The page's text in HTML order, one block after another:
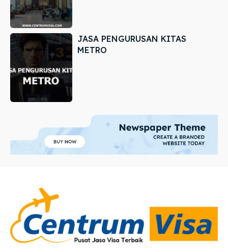
JASA PENGURUSAN KITAS
METRO